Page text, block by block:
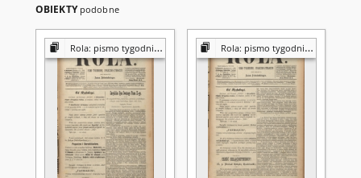
OBIEKTY podobne
Rola: pismo tygodniowe [poświęcone sprawom społecznym, ekonomicznym i literackim] Rola: pismo tygodniowe [poświęcone sprawom społecznym, ekonomicznym i literackim]